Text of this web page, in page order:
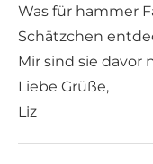
Was für hammer
Schätzchen
Mir sind sie davor
Liebe Grüße,
Liz